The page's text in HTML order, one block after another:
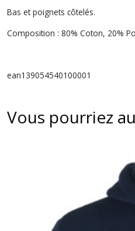
Bas et poignets côtelés.
Composition : 80% Coton, 20%
ean139054540100001
Vous pourriez